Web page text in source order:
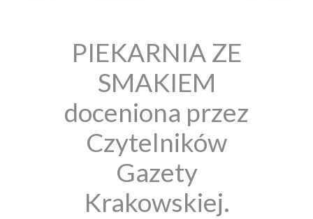
PIEKARNIA ZE
SMAKIEM
doceniona przez
Czytelników
Gazety
Krakowskiej.